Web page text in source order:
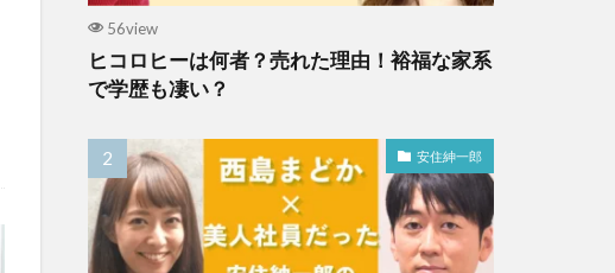
56view
ヒコロヒーは何者？売れた理由！裕福な家系
で学歴も凄い？
安住紳一郎